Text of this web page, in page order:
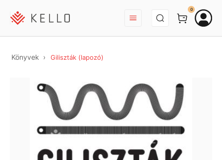
BEJELENTKEZÉS
0
Könyvek Giliszták (lapozó)